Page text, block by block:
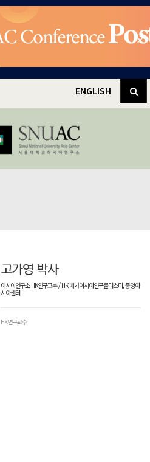
✕
ENGLISH
고가영 박사
아시아연구소 HK연구교수 / HK⁺메가아시아연구클러스터, 중앙아
시아센터
HK연구교수